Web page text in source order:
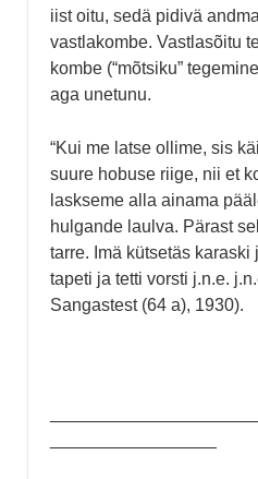
iist oitu, sedä pidivä
vastlakombe. Vastlasõitu
kombe (“mõtsiku”
aga unetunu.
“Kui me latse ollime, sis
suure hobuse riige, nii et
laskseme alla ainama
hulgande laulva. Pärast
tarre. Imä kütsetäs
tapeti ja tetti vorsti j.n.e.
Sangastest (64 a), 1930).